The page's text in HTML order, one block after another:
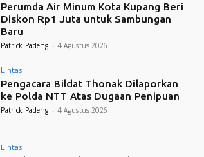
Perumda Air Minum Kota Kupang Beri
Diskon Rp1 Juta untuk Sambungan
Baru
Patrick Padeng - 4 Agustus 2026
Lintas
Pengacara Bildat Thonak Dilaporkan
ke Polda NTT Atas Dugaan Penipuan
Patrick Padeng - 4 Agustus 2026
Lintas